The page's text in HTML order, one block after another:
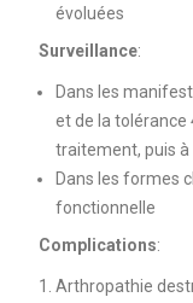
évoluées
Surveillance:
Dans les
et de la tolérance
traitement, puis à
Dans les formes
fonctionnelle
Complications:
Arthropathie